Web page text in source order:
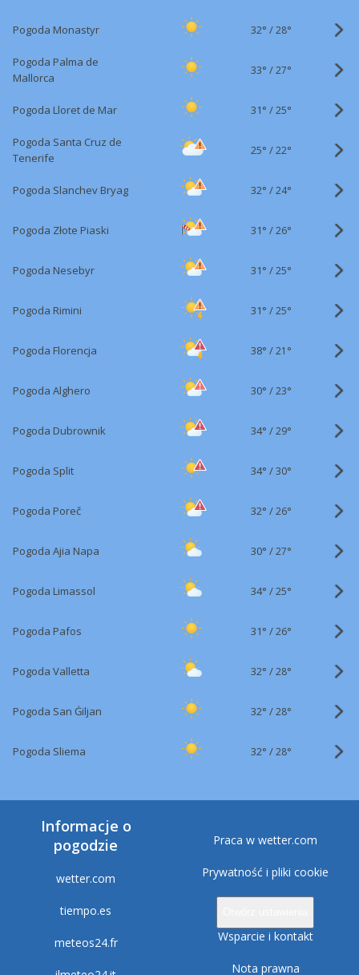
Pogoda Monastyr 32° /28°
Pogoda Palma de
Mallorca
33° /27°
Pogoda Lloret de Mar 31° /25°
Pogoda Santa Cruz de
Tenerife
25° /22°
Pogoda Slanchev Bryag 32° /24°
Pogoda Złote Piaski 31° /26°
Pogoda Nesebyr 31° /25°
Pogoda Rimini 31° /25°
Pogoda Florencja 38° /21°
Pogoda Alghero 30° /23°
Pogoda Dubrownik 34° /29°
Pogoda Split 34° /30°
Pogoda Poreč 32° /26°
Pogoda Ajia Napa 30° /27°
Pogoda Limassol 34° /25°
Pogoda Pafos 31° /26°
Pogoda Valletta 32° /28°
Pogoda San Ġiljan 32° /28°
Pogoda Sliema 32° /28°
Informacje o
pogodzie
wetter.com
tiempo.es
meteos24.fr
Praca w wetter.com
Prywatność i pliki cookie
Wsparcie i kontakt
Nota prawna